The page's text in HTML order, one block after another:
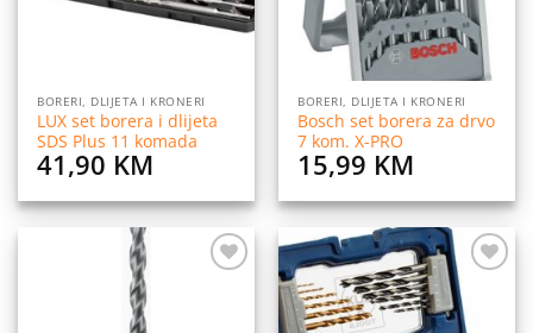
BORERI, DLIJETA I KRONERI
LUX set borera i dlijeta
SDS Plus 11 komada
41,90 KM
BORERI, DLIJETA I KRONERI
Bosch set borera za drvo
7 kom. X-PRO
15,99 KM